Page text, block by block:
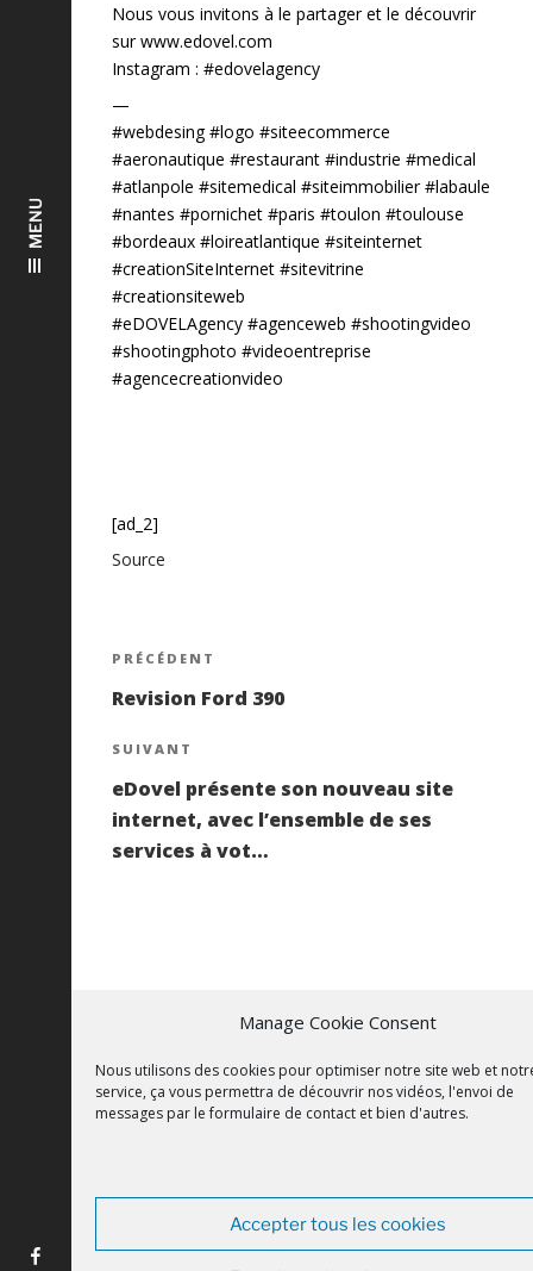
Manage Cookie Consent
Nous utilisons des cookies pour optimiser notre site web et
service, ça vous permettra de découvrir nos vidéos, l'envoi de
messages par le formulaire de contact et bien d'autres.
Accepter tous les cookies
MENU
Nous vous invitons à le partager et le découvrir
sur www.edovel.com
Instagram : #edovelagency
—
#webdesing #logo #siteecommerce
#aeronautique #restaurant #industrie #medical
#atlanpole #sitemedical #siteimmobilier #labaule
#nantes #pornichet #paris #toulon #toulouse
#bordeaux #loireatlantique #siteinternet
#creationSiteInternet #sitevitrine
#creationsiteweb
#eDOVELAgency #agenceweb #shootingvideo
#shootingphoto #videoentreprise
#agencecreationvideo
[ad_2]
Source
Navigation
de
l’article
Article
précédent
PRÉCÉDENT
Revision Ford 390
Article
suivant
SUIVANT
eDovel présente son nouveau site
internet, avec l’ensemble de ses
services à vot…
FOOTER